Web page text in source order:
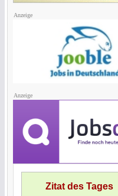
Anzeige
Anzeige
Zitat des Tages